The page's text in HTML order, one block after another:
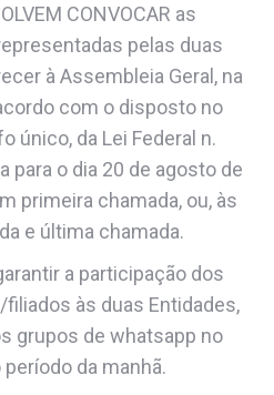
CONVOCAR as
pelas duas
à Assembleia Geral, na
com o disposto no
único, da Lei Federal n.
para o dia 20 de agosto de
primeira chamada, ou, às
e última chamada.
a participação dos
às duas Entidades,
grupos de whatsapp no
da manhã.